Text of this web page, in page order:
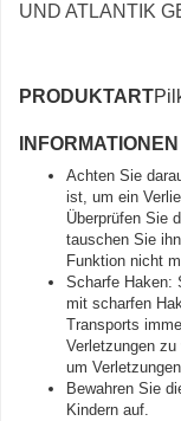
UND ATLANTIK
PRODUKTART
Achten Sie
ist, um ein
Überprüfen Sie
tauschen Sie
Funktion nicht
Scharfe Haken:
mit scharfen
Transports
Verletzungen
um
Bewahren Sie
Kindern auf.